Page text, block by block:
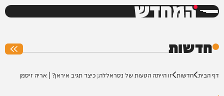
המחדש
חדשות
דף הבית חדשות זו הייתה הטעות של נסראללה; כיצד תגיב איראן? | אריה זיסמן